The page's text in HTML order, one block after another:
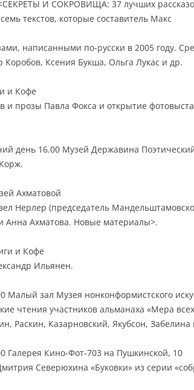
И СОКРОВИЩА: 37 лучших
текстов, которые составитель Макс
написанными по-русски в 2005 году.
Ксения Букша, Ольга Лукас и др.
и Кофе
и прозы Павла Фокса и открытие
день 16.00 Музей Державина
Ахматовой
Нерлер (председатель
Ахматова. Новые материалы>.
и Кофе
Ильянен.
Малый зал Музея нонконформистского
чтения участников альманаха «Мера
Раскин, Казарновский, Якубсон, Забелина
Галерея Кино-Фот-703 на Пушкинской, 10
Северюхина «Буковки» из серии